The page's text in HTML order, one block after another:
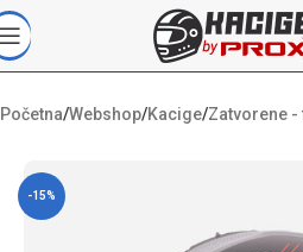
Početna/Webshop/Kacige/Zatvorene
-15%